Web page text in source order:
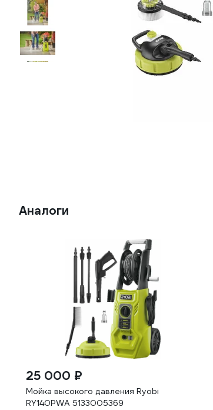
Аналоги
25 000 ₽
Мойка высокого давления Ryobi
RY140PWA 5133005369